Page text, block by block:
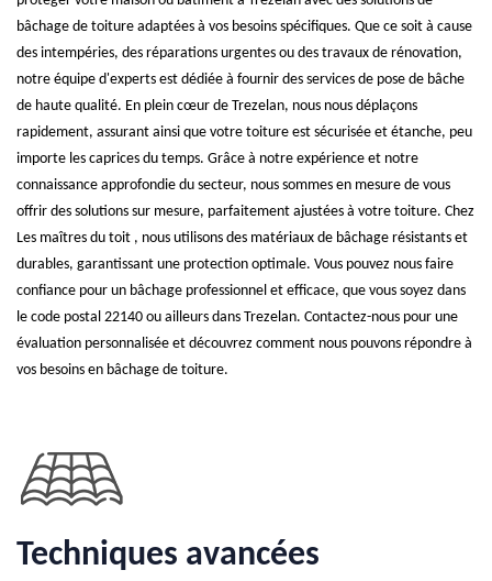
bâchage de toiture adaptées à vos besoins spécifiques. Que ce soit à cause
des intempéries, des réparations urgentes ou des travaux de rénovation,
notre équipe d'experts est dédiée à fournir des services de pose de bâche
de haute qualité. En plein cœur de Trezelan, nous nous déplaçons
rapidement, assurant ainsi que votre toiture est sécurisée et étanche, peu
importe les caprices du temps. Grâce à notre expérience et notre
connaissance approfondie du secteur, nous sommes en mesure de vous
offrir des solutions sur mesure, parfaitement ajustées à votre toiture. Chez
Les maîtres du toit , nous utilisons des matériaux de bâchage résistants et
durables, garantissant une protection optimale. Vous pouvez nous faire
confiance pour un bâchage professionnel et efficace, que vous soyez dans
le code postal 22140 ou ailleurs dans Trezelan. Contactez-nous pour une
évaluation personnalisée et découvrez comment nous pouvons répondre à
vos besoins en bâchage de toiture.
Techniques avancées